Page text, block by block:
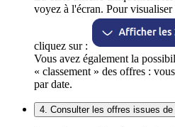
voyez à l'écran. Pour
cliquez sur :
Vous avez également la
« classement » des offres :
par date.
4. Consulter les offres issues